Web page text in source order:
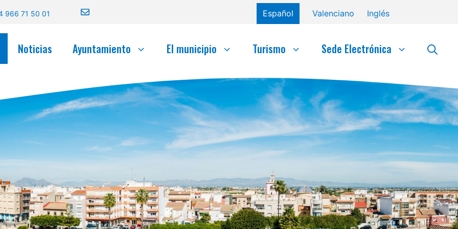
966 71 50 01 Español Valenciano Inglés
Noticias Ayuntamiento El municipio Turismo Sede Electrónica